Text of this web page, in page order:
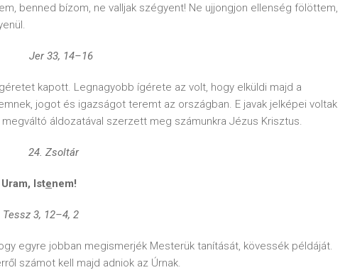
benned bízom, ne valljak szégyent! Ne ujjongjon ellenség fölöttem,
Jer 33, 14–16
kapott. Legnagyobb ígérete az volt, hogy elküldi majd a
jogot és igazságot teremt az országban. E javak jelképei voltak
áldozatával szerzett meg számunkra Jézus Krisztus.
Zsoltár
Istenem!
Tessz 3, 12–4, 2
egyre jobban megismerjék Mesterük tanítását, kövessék példáját.
számot kell majd adniok az Úrnak.